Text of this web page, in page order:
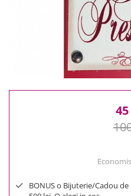
100 Lei - 200 Lei
200 Lei - 300 Lei
300 Lei - 500 Lei
BONUS o Bijuterie/Cadou